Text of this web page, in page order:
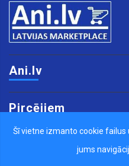
Ani.lv
Pircējiem
Pārdevējiem
Šī vietne izmanto cookie failus
jums